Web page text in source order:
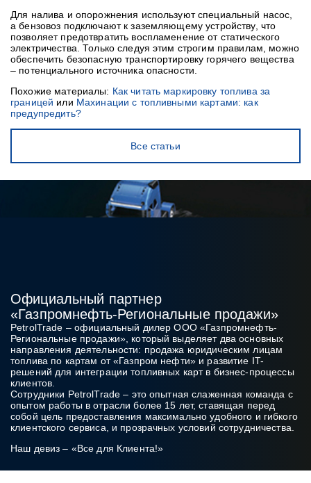
Для налива и опорожнения используют специальный насос,
а бензовоз подключают к заземляющему устройству, что
позволяет предотвратить воспламенение от статического
электричества. Только следуя этим строгим правилам, можно
обеспечить безопасную транспортировку горячего вещества
– потенциального источника опасности.
Похожие материалы: Как читать маркировку топлива за
границей или Махинации с топливными картами: как
предупредить?
Все статьи
Официальный партнер
«Газпромнефть‑Региональные продажи»
PetrolTrade – официальный дилер ООО «Газпромнефть-
Региональные продажи», который выделяет два основных
направления деятельности: продажа юридическим лицам
топлива по картам от «Газпром нефти» и развитие IT-
решений для интеграции топливных карт в бизнес‑процессы
клиентов.
Сотрудники PetrolTrade – это опытная слаженная команда с
опытом работы в отрасли более 15 лет, ставящая перед
собой цель предоставления максимально удобного и гибкого
клиентского сервиса, и прозрачных условий сотрудничества.
Наш девиз – «Все для Клиента!»